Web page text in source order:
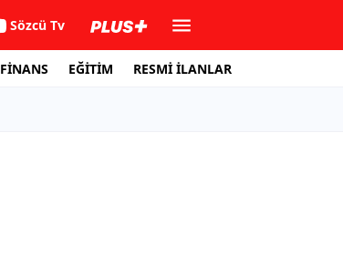
Sözcü Tv
FİNANS EĞİTİM RESMİ İLANLAR